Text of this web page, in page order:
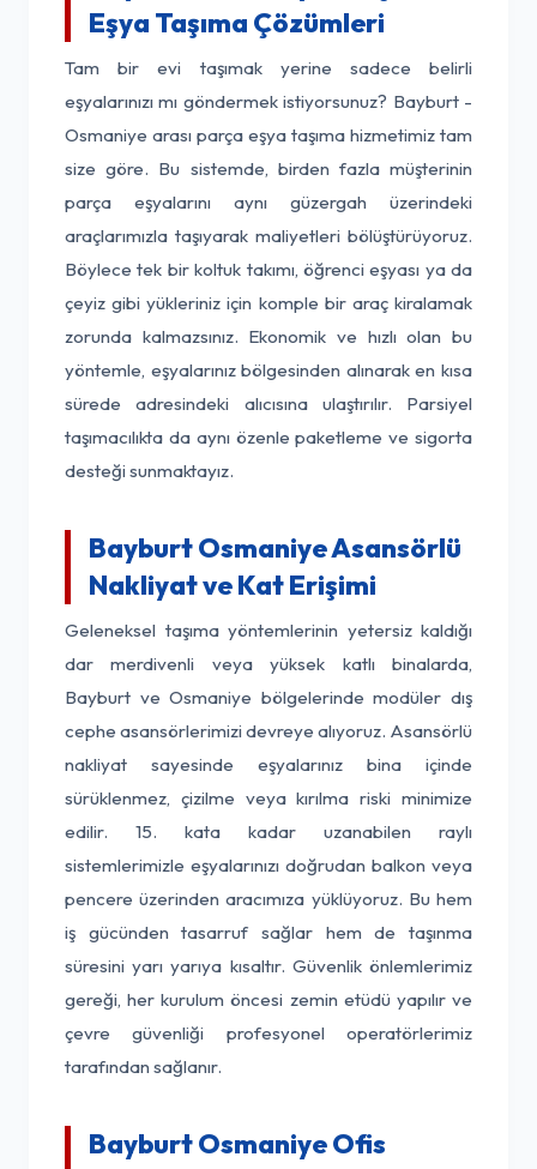
Eşya Taşıma Çözümleri
Tam bir evi taşımak yerine sadece belirli
eşyalarınızı mı göndermek istiyorsunuz? Bayburt -
Osmaniye arası parça eşya taşıma hizmetimiz tam
size göre. Bu sistemde, birden fazla müşterinin
parça eşyalarını aynı güzergah üzerindeki
araçlarımızla taşıyarak maliyetleri bölüştürüyoruz.
Böylece tek bir koltuk takımı, öğrenci eşyası ya da
çeyiz gibi yükleriniz için komple bir araç kiralamak
zorunda kalmazsınız. Ekonomik ve hızlı olan bu
yöntemle, eşyalarınız bölgesinden alınarak en kısa
sürede adresindeki alıcısına ulaştırılır. Parsiyel
taşımacılıkta da aynı özenle paketleme ve sigorta
desteği sunmaktayız.
Bayburt Osmaniye Asansörlü
Nakliyat ve Kat Erişimi
Geleneksel taşıma yöntemlerinin yetersiz kaldığı
dar merdivenli veya yüksek katlı binalarda,
Bayburt ve Osmaniye bölgelerinde modüler dış
cephe asansörlerimizi devreye alıyoruz. Asansörlü
nakliyat sayesinde eşyalarınız bina içinde
sürüklenmez, çizilme veya kırılma riski minimize
edilir. 15. kata kadar uzanabilen raylı
sistemlerimizle eşyalarınızı doğrudan balkon veya
pencere üzerinden aracımıza yüklüyoruz. Bu hem
iş gücünden tasarruf sağlar hem de taşınma
süresini yarı yarıya kısaltır. Güvenlik önlemlerimiz
gereği, her kurulum öncesi zemin etüdü yapılır ve
çevre güvenliği profesyonel operatörlerimiz
tarafından sağlanır.
Bayburt Osmaniye Ofis